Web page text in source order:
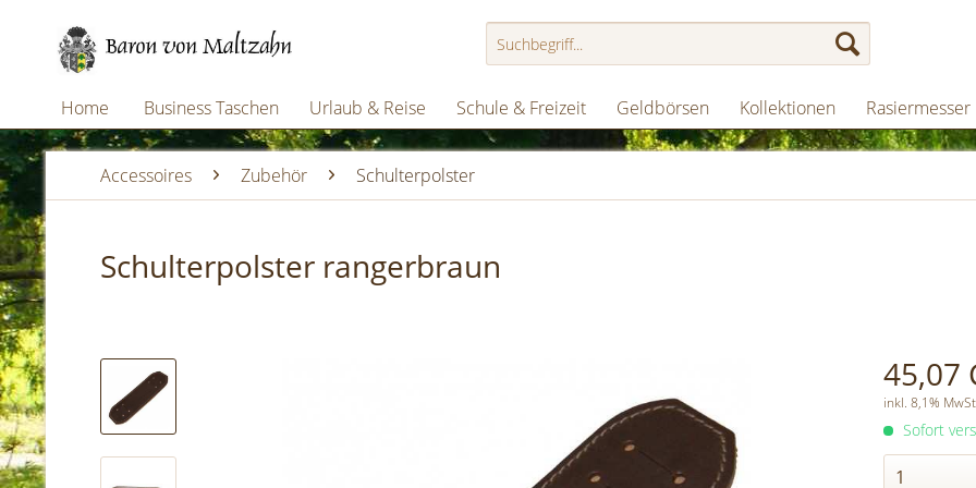
Home Business Taschen Urlaub & Reise Schule & Freizeit Geldbörsen Kollektionen Rasiermesser
Accessoires Zubehör Schulterpolster
Schulterpolster rangerbraun
45,07
inkl. 8,1%
Sofort